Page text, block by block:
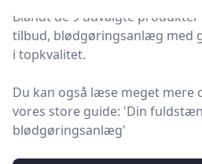
Blandt de 9 udvalgte
tilbud, blødgøringsanlæg med
i topkvalitet.
Du kan også læse meget
vores store guide: 'Din
blødgøringsanlæg'